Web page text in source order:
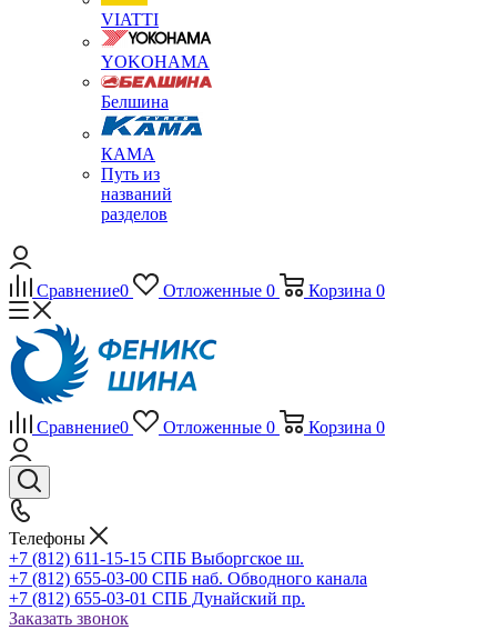
VIATTI
YOKOHAMA
Белшина
КАМА
Путь из
названий
разделов
Сравнение0 Отложенные 0 Корзина 0
Сравнение0 Отложенные 0 Корзина 0
Телефоны
+7 (812) 611-15-15 СПБ Выборгское ш.
+7 (812) 655-03-00 СПБ наб. Обводного канала
+7 (812) 655-03-01 СПБ Дунайский пр.
Заказать звонок